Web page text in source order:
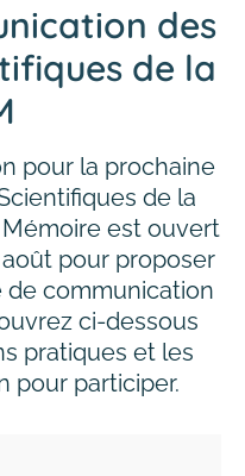
des
de la
pour la prochaine
de la
est ouvert
pour proposer
de communication
ci-dessous
pratiques et les
pour participer.